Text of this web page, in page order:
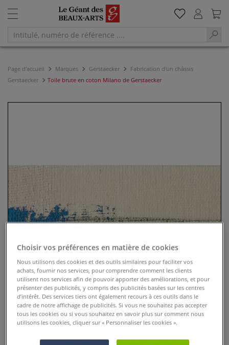
Page d'accueil Marques Gerstaecker
Fabrication d'un châssis
Gerstaecker
Toile brute en coton Milano de Gerstaecker
Choisir vos préférences en matière de cookies
Nous utilisons des cookies et des outils similaires pour faciliter vos
achats, fournir nos services, pour comprendre comment les clients
utilisent nos services afin de pouvoir apporter des améliorations, et pour
présenter des publicités, y compris des publicités basées sur les centres
d’intérêt. Des services tiers ont également recours à ces outils dans le
cadre de notre affichage de publicités. Si vous ne souhaitez pas accepter
tous les cookies ou si vous souhaitez en savoir plus sur comment nous
utilisons les cookies, cliquer sur « Personnaliser les cookies ».